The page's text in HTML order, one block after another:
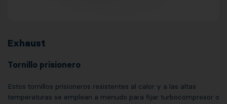
Exhaust
Tornillo prisionero
Estos tornillos prisioneros resistentes al calor y a las altas
temperaturas se emplean a menudo para fijar turbocompresor o